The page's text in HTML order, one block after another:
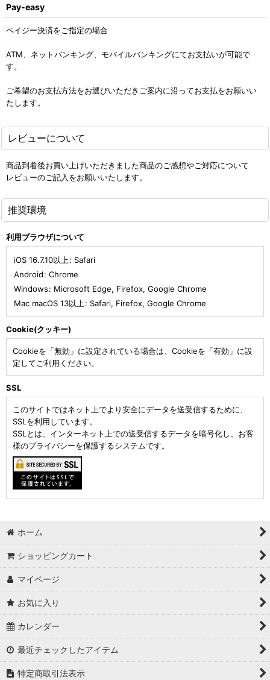
Pay-easy
ペイジー決済をご指定の場合
ATM、ネットバンキング、モバイルバンキングにてお支払いが可能で
す。
ご希望のお支払方法をお選びいただきご案内に沿ってお支払をお願いい
たします。
レビューについて
商品到着後お買い上げいただきました商品のご感想やご対応について
レビューのご記入をお願いいたします。
推奨環境
利用ブラウザについて
iOS 16.7.10以上: Safari
Android: Chrome
Windows: Microsoft Edge, Firefox, Google Chrome
Mac macOS 13以上: Safari, Firefox, Google Chrome
Cookie(クッキー)
Cookieを「無効」に設定されている場合は、Cookieを「有効」に設
定してご利用ください。
SSL
このサイトではネット上でより安全にデータを送受信するために、
SSLを利用しています。
SSLとは、インターネット上での送受信するデータを暗号化し、お客
様のプライバシーを保護するシステムです。
ホーム
ショッピングカート
マイページ
お気に入り
カレンダー
最近チェックしたアイテム
特定商取引法表示